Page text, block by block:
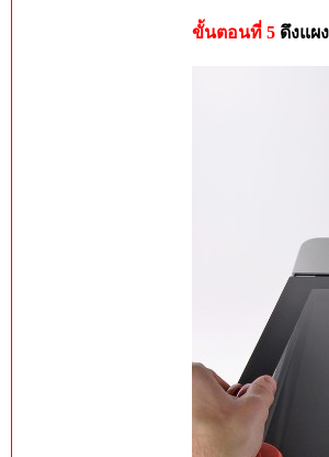
ขั้นตอนที่ 5 ดึงแผ